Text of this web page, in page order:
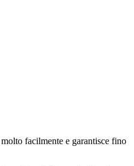
facilmente e garantisce fino